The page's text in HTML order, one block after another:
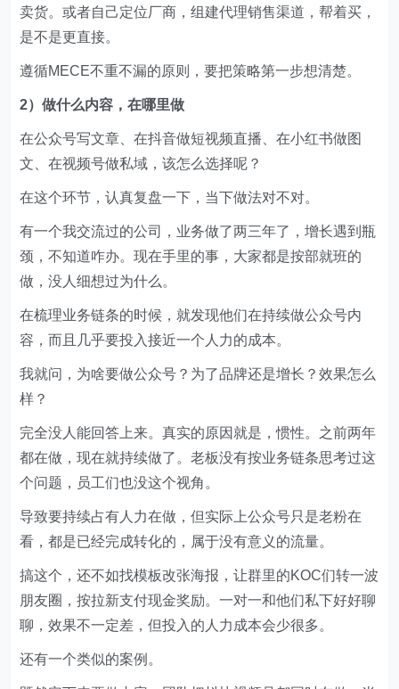
卖货。或者自己定位厂商，组建代理销售渠道，帮着买，
是不是更直接。
遵循MECE不重不漏的原则，要把策略第一步想清楚。
2）做什么内容，在哪里做
在公众号写文章、在抖音做短视频直播、在小红书做图
文、在视频号做私域，该怎么选择呢？
在这个环节，认真复盘一下，当下做法对不对。
有一个我交流过的公司，业务做了两三年了，增长遇到瓶
颈，不知道咋办。现在手里的事，大家都是按部就班的
做，没人细想过为什么。
在梳理业务链条的时候，就发现他们在持续做公众号内
容，而且几乎要投入接近一个人力的成本。
我就问，为啥要做公众号？为了品牌还是增长？效果怎么
样？
完全没人能回答上来。真实的原因就是，惯性。之前两年
都在做，现在就持续做了。老板没有按业务链条思考过这
个问题，员工们也没这个视角。
导致要持续占有人力在做，但实际上公众号只是老粉在
看，都是已经完成转化的，属于没有意义的流量。
搞这个，还不如找模板改张海报，让群里的KOC们转一波
朋友圈，按拉新支付现金奖励。一对一和他们私下好好聊
聊，效果不一定差，但投入的人力成本会少很多。
还有一个类似的案例。